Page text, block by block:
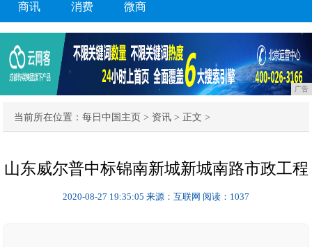
商讯 消费 微商
广告
当前所在位置：每日中国主页 > 资讯 > 正文 >
山东威尔普中标锦南新城新城南路市政工程
2020-08-27 19:35:05 来源：互联网 阅读：1037